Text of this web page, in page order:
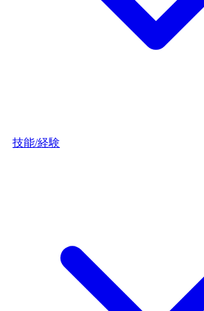
技能/経験